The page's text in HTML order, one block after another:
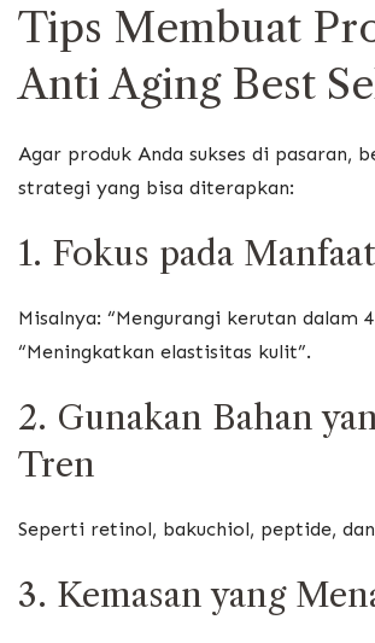
Tips Membuat
Anti Aging Best
Agar produk Anda sukses di pasaran,
strategi yang bisa diterapkan:
1. Fokus pada
Misalnya: “Mengurangi kerutan dalam
“Meningkatkan elastisitas kulit”.
2. Gunakan Bahan
Tren
Seperti retinol, bakuchiol, peptide,
3. Kemasan yang